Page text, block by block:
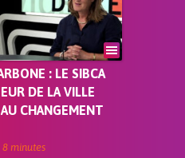
: LE SIBCA
DE LA VILLE
CHANGEMENT
8 minutes